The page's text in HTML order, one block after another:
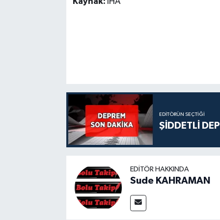
EDITÖRÜN SEÇTIĞI
ŞİDDETLİ
EDITÖR HAKKINDA
Sude KAHRAMAN